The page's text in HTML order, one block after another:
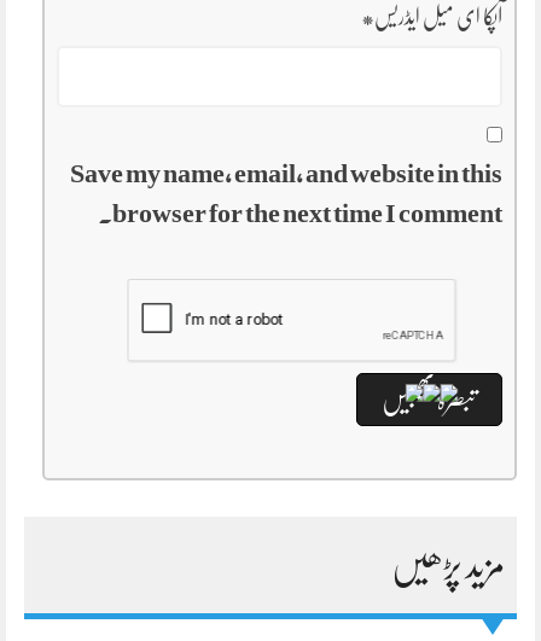
آپکا ای میل ایڈریس*
Save my name, email, and website in this
browser for the next time I comment.
مزید پڑھیں